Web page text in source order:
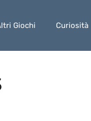
Giochi Curiosità